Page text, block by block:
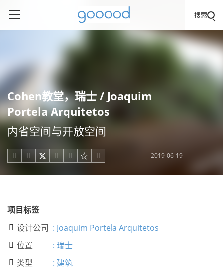
搜索
Cohen教堂，瑞士 / Joaquim
Portela Arquitetos
内省空间与开放空间
     2019-06-19
项目标签
 设计公司 : Joaquim Portela Arquitetos
 位置 : 瑞士
 类型 : 建筑